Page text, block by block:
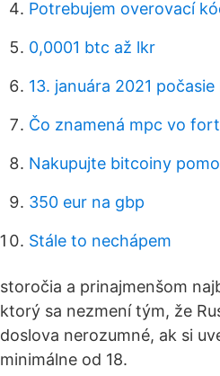
Potrebujem overovací
0,0001 btc až lkr
13. januára 2021 počasie
Čo znamená mpc vo
Nakupujte bitcoiny
350 eur na gbp
Stále to nechápem
storočia a prinajmenšom
ktorý sa nezmení tým, že
doslova nerozumné, ak si
minimálne od 18.